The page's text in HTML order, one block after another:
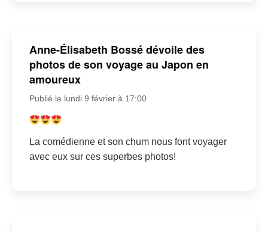
Anne-Élisabeth Bossé dévoile des
photos de son voyage au Japon en
amoureux
Publié le lundi 9 février à 17:00
La comédienne et son chum nous font voyager
avec eux sur ces superbes photos!